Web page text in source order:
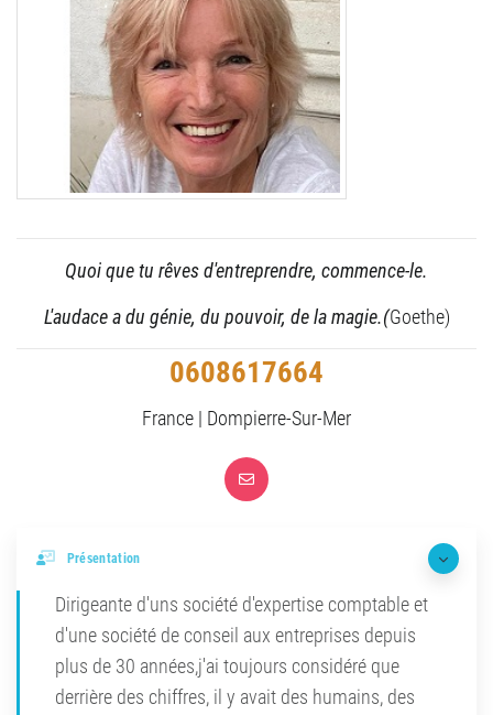
Quoi que tu rêves d'entreprendre, commence-le.
L'audace a du génie, du pouvoir, de la magie.(Goethe)
0608617664
France | Dompierre-Sur-Mer
Présentation
Dirigeante d'uns société d'expertise comptable et
d'une société de conseil aux entreprises depuis
plus de 30 années,j'ai toujours considéré que
derrière des chiffres, il y avait des humains, des